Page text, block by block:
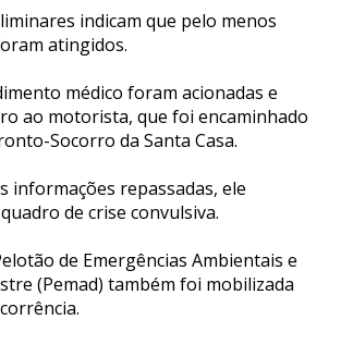
indicam que pelo menos
atingidos.
médico foram acionadas e
ao motorista, que foi encaminhado
Socorro da Santa Casa.
informações repassadas, ele
de crise convulsiva.
de Emergências Ambientais e
(Pemad) também foi mobilizada